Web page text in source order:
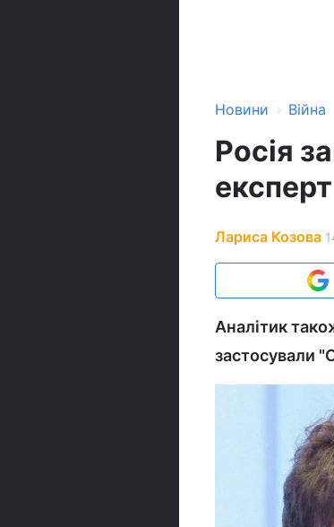
Новини › Війна
Росія
Лариса Козова
Аналітик
застосували